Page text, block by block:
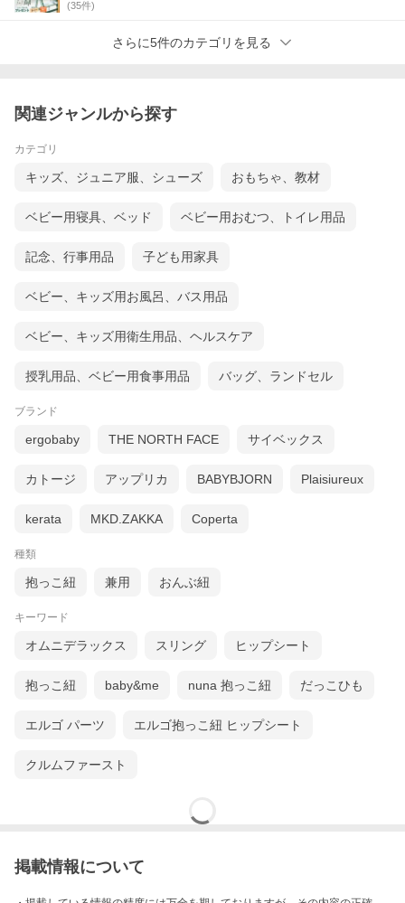
(35件)
さらに5件のカテゴリを見る
関連ジャンルから探す
カテゴリ
キッズ、ジュニア服、シューズ おもちゃ、教材
ベビー用寝具、ベッド ベビー用おむつ、トイレ用品
記念、行事用品 子ども用家具
ベビー、キッズ用お風呂、バス用品
ベビー、キッズ用衛生用品、ヘルスケア
授乳用品、ベビー用食事用品 バッグ、ランドセル
ブランド
ergobaby THE NORTH FACE サイベックス
カトージ アップリカ BABYBJORN Plaisiureux
kerata MKD.ZAKKA Coperta
種類
抱っこ紐 兼用 おんぶ紐
キーワード
オムニデラックス スリング ヒップシート
抱っこ紐 baby&me nuna 抱っこ紐 だっこひも
エルゴ パーツ エルゴ抱っこ紐 ヒップシート
クルムファースト
掲載情報について